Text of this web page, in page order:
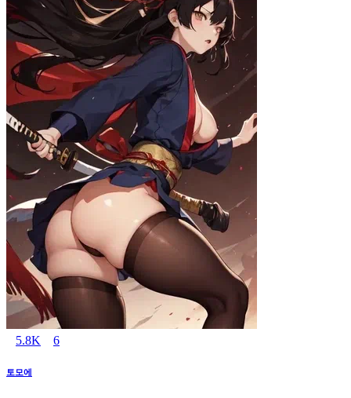
5.8K 6
토모에